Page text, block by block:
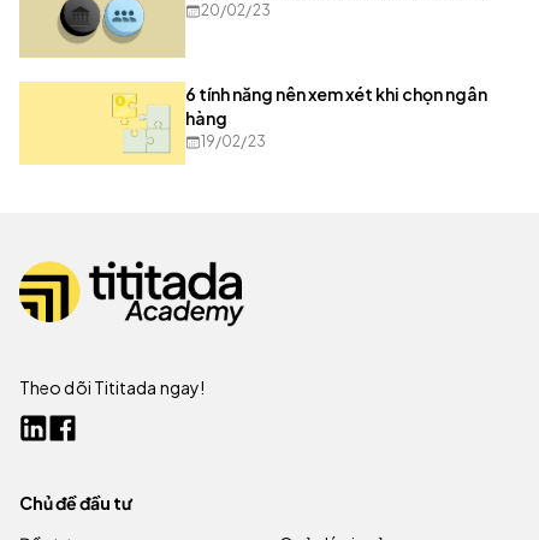
20/02/23
6 tính năng nên xem xét khi chọn ngân
hàng
19/02/23
Theo dõi Tititada ngay!
Chủ đề đầu tư